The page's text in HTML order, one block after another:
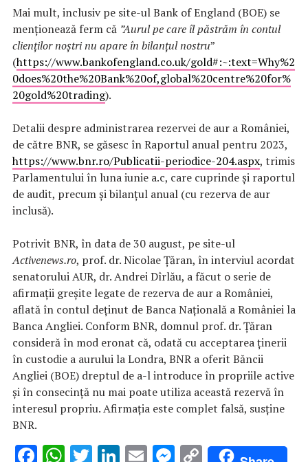
Mai mult, inclusiv pe site-ul Bank of England (BOE) se
menționează ferm că ”Aurul pe care îl păstrăm în contul
clienților noștri nu apare în bilanțul nostru”
(https://www.bankofengland.co.uk/gold#:~:text=Why%2
0does%20the%20Bank%20of,global%20centre%20for%
20gold%20trading).
Detalii despre administrarea rezervei de aur a României,
de către BNR, se găsesc în Raportul anual pentru 2023,
https://www.bnr.ro/Publicatii-periodice-204.aspx, trimis
Parlamentului în luna iunie a.c, care cuprinde și raportul
de audit, precum și bilanțul anual (cu rezerva de aur
inclusă).
Potrivit BNR, în data de 30 august, pe site-ul
Activenews.ro, prof. dr. Nicolae Țăran, în interviul acordat
senatorului AUR, dr. Andrei Dîrlău, a făcut o serie de
afirmații greșite legate de rezerva de aur a României,
aflată în contul deținut de Banca Națională a României la
Banca Angliei. Conform BNR, domnul prof. dr. Țăran
consideră în mod eronat că, odată cu acceptarea ținerii
în custodie a aurului la Londra, BNR a oferit Băncii
Angliei (BOE) dreptul de a-l introduce în propriile active
și în consecință nu mai poate utiliza această rezervă în
interesul propriu. Afirmația este complet falsă, susţine
BNR.
F W T Li E M C